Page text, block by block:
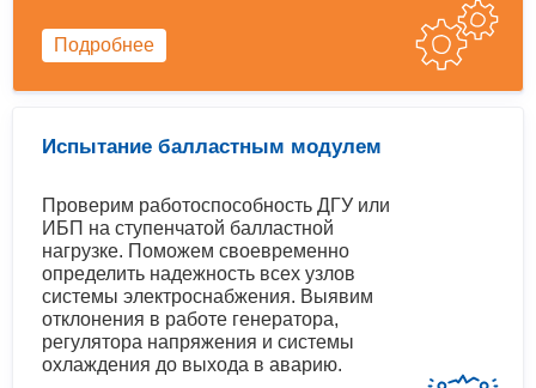
Подробнее
Испытание балластным модулем
Проверим работоспособность ДГУ или
ИБП на ступенчатой балластной
нагрузке. Поможем своевременно
определить надежность всех узлов
системы электроснабжения. Выявим
отклонения в работе генератора,
регулятора напряжения и системы
охлаждения до выхода в аварию.